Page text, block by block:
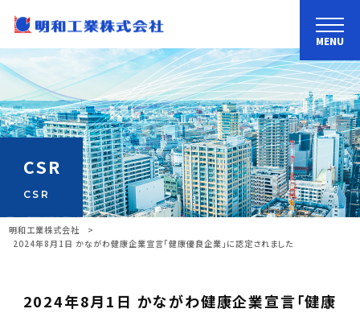
MENU
CSR
CSR
明和工業株式会社
>
2024年8月1日 かながわ健康企業宣言「健康優良企業」に認定されました
2024年8月1日 かながわ健康企業宣言「健康